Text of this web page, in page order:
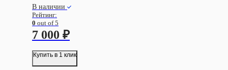
В наличии
Рейтинг:
0 out of 5
7 000 ₽
Купить в 1 клик